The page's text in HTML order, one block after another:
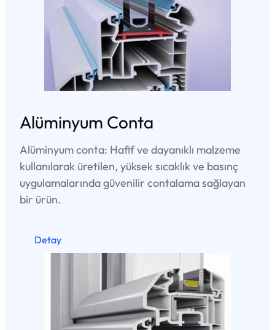
Alüminyum Conta
Alüminyum conta: Hafif ve dayanıklı malzeme
kullanılarak üretilen, yüksek sıcaklık ve basınç
uygulamalarında güvenilir contalama sağlayan
bir ürün.
Detay